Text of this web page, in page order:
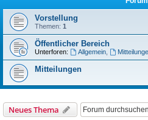
Vorstellung
Themen: 1
Öffentlicher Bereich
Unterforen: Allgemein,
Mitteilungen
Neues Thema